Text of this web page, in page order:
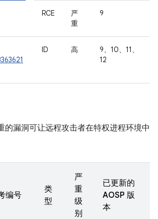
RCE
严
重
9
ID 高
9、10、11、
12
的漏洞可让远程攻击者在特权进程环境中
编号
类
型
严
重
级
别
已更新的
AOSP 版
本